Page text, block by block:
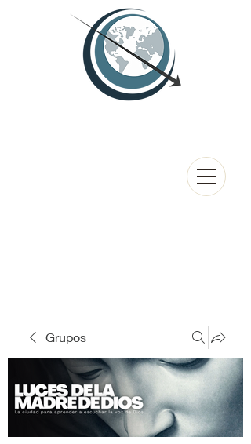
Grupos